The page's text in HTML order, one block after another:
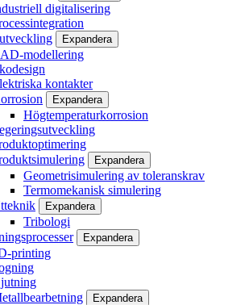
digitalisering
Expandera
modellering
kontakter
Expandera
Högtemperaturkorrosion
Expandera
Geometrisimulering av toleranskrav
Termomekanisk simulering
Expandera
Tribologi
Expandera
printing
Expandera